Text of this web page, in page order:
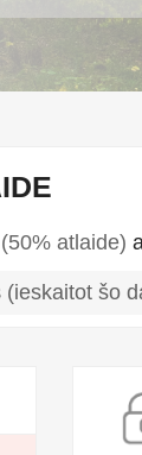
(50% atlaide)
(ieskaitot šo